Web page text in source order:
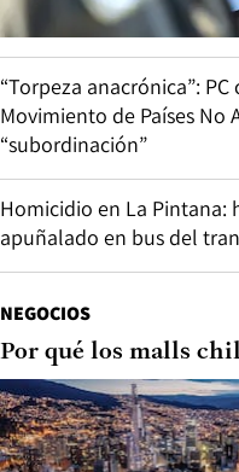
“Torpeza anacrónica”:
Movimiento de Países No
“subordinación”
Homicidio en La Pintana:
apuñalado en bus del
NEGOCIOS
Por qué los malls